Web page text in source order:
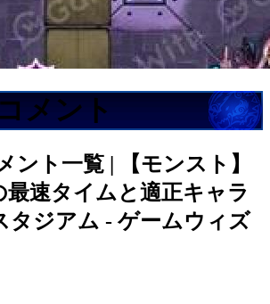
メント
ント一覧 | 【モンスト】
最速タイムと適正キャラ
タジアム - ゲームウィズ